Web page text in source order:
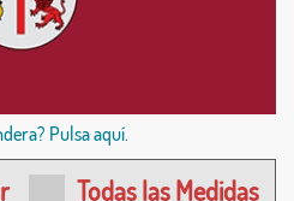
Pulsa aquí.
Todas las Medidas